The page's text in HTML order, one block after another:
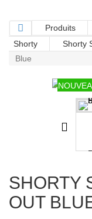
Produits
Shorty
Shorty
Blue
SHORTY
OUT